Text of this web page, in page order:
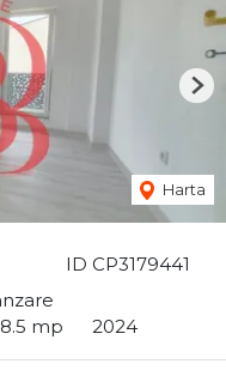
ID CP3179441
mp 2024
Harta